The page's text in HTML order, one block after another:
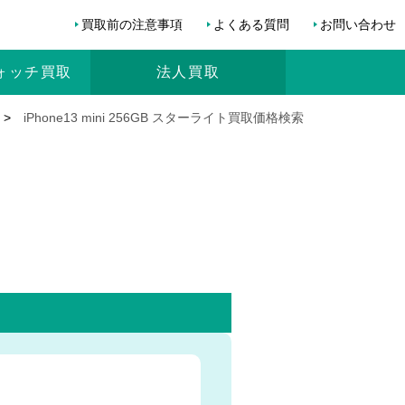
買取前の注意事項 よくある質問 お問い合わせ
ッチ 買取 法人買取
> iPhone13 mini 256GB スターライト買取価格検索